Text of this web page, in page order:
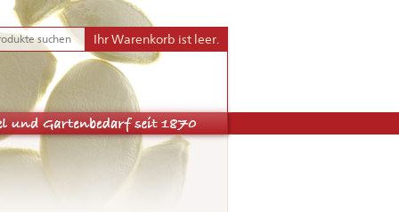
Ihr Warenkorb ist leer.